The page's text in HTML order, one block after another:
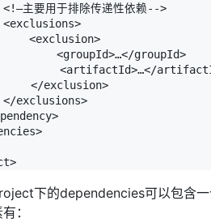
用于排除传递性依赖-->
groupId>
下的dependencies可以包含
：